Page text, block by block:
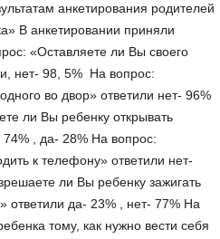
анкетирования родителей
В анкетировании приняли
«Оставляете ли Вы своего
нет- 98, 5% На вопрос:
во двор» ответили нет- 96%
ли Вы ребенку открывать
74% , да- 28% На вопрос:
к телефону» ответили нет-
ли Вы ребенку зажигать
ответили да- 23% , нет- 77% На
тому, как нужно вести себя